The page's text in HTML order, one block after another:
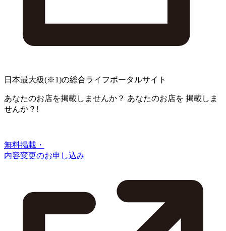
日本最大級(※1)の総合ライフポータルサイト
あなたのお店を掲載しませんか？ あなたのお店を 掲載しま
せんか？!
無料掲載・
内容変更のお申し込み